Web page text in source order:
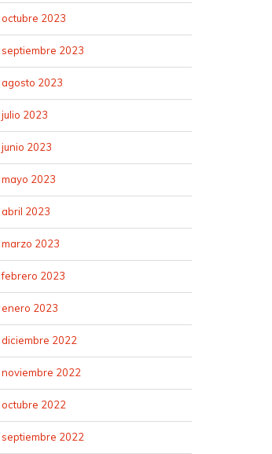
octubre 2023
septiembre 2023
agosto 2023
julio 2023
junio 2023
mayo 2023
abril 2023
marzo 2023
febrero 2023
enero 2023
diciembre 2022
noviembre 2022
octubre 2022
septiembre 2022